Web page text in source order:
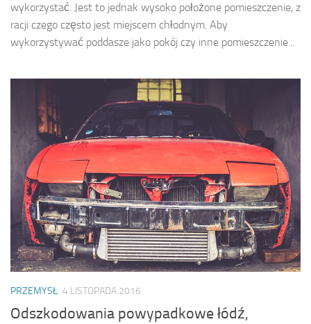
wykorzystać. Jest to jednak wysoko położone pomieszczenie, z
racji czego często jest miejscem chłodnym. Aby
wykorzystywać poddasze jako pokój czy inne pomieszczenie...
PRZEMYSŁ 4 LISTOPADA 2016
Odszkodowania powypadkowe łódź,